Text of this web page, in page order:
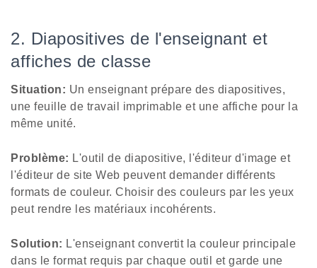
2. Diapositives de l'enseignant et
affiches de classe
Situation: Un enseignant prépare des diapositives,
une feuille de travail imprimable et une affiche pour la
même unité.
Problème: L'outil de diapositive, l'éditeur d'image et
l'éditeur de site Web peuvent demander différents
formats de couleur. Choisir des couleurs par les yeux
peut rendre les matériaux incohérents.
Solution: L'enseignant convertit la couleur principale
dans le format requis par chaque outil et garde une